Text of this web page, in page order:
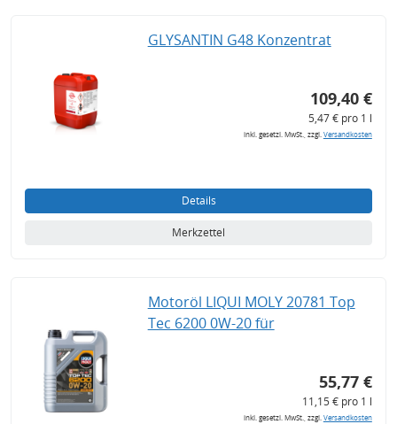
GLYSANTIN G48 Konzentrat
109,40 €
5,47 € pro 1 l
inkl. gesetzl. MwSt., zzgl.Versandkosten
Details
Merkzettel
Motoröl LIQUI MOLY 20781 Top
Tec 6200 0W-20 für
55,77 €
11,15 € pro 1 l
inkl. gesetzl. MwSt., zzgl.Versandkosten